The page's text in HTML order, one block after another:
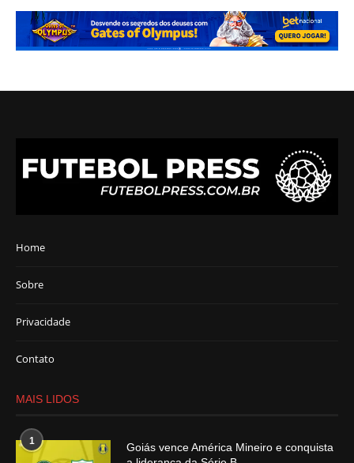
Home
Sobre
Privacidade
Contato
MAIS LIDOS
1
Goiás vence América Mineiro e conquista